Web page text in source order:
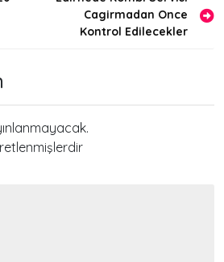
Cagirmadan Once
Kontrol Edilecekler